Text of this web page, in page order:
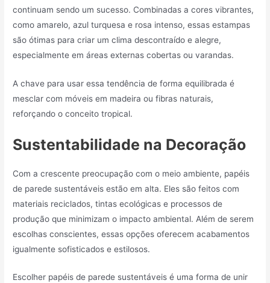
continuam sendo um sucesso. Combinadas a cores vibrantes,
como amarelo, azul turquesa e rosa intenso, essas estampas
são ótimas para criar um clima descontraído e alegre,
especialmente em áreas externas cobertas ou varandas.
A chave para usar essa tendência de forma equilibrada é
mesclar com móveis em madeira ou fibras naturais,
reforçando o conceito tropical.
Sustentabilidade na Decoração
Com a crescente preocupação com o meio ambiente, papéis
de parede sustentáveis estão em alta. Eles são feitos com
materiais reciclados, tintas ecológicas e processos de
produção que minimizam o impacto ambiental. Além de serem
escolhas conscientes, essas opções oferecem acabamentos
igualmente sofisticados e estilosos.
Escolher papéis de parede sustentáveis é uma forma de unir